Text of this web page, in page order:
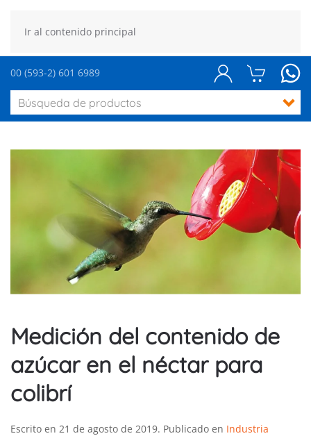
Ir al contenido principal
00 (593-2) 601 6989
Medición del contenido de
azúcar en el néctar para
colibrí
Escrito en 21 de agosto de 2019. Publicado en Industria